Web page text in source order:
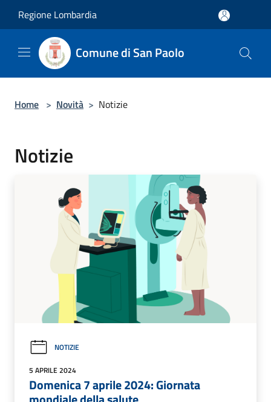
Regione Lombardia
Comune di San Paolo
Home > Novità > Notizie
Notizie
NOTIZIE
5 APRILE 2024
Domenica 7 aprile 2024: Giornata